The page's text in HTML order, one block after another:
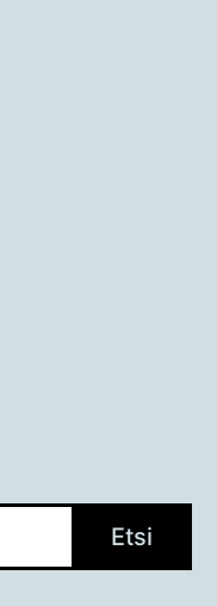
Etsi